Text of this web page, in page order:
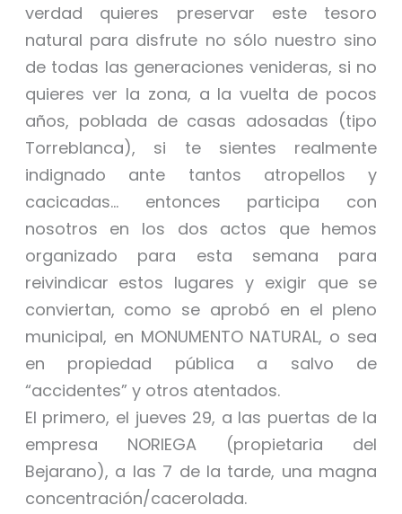
verdad quieres preservar este tesoro
natural para disfrute no sólo nuestro sino
de todas las generaciones venideras, si no
quieres ver la zona, a la vuelta de pocos
años, poblada de casas adosadas (tipo
Torreblanca), si te sientes realmente
indignado ante tantos atropellos y
cacicadas… entonces participa con
nosotros en los dos actos que hemos
organizado para esta semana para
reivindicar estos lugares y exigir que se
conviertan, como se aprobó en el pleno
municipal, en MONUMENTO NATURAL, o sea
en propiedad pública a salvo de
“accidentes” y otros atentados.
El primero, el jueves 29, a las puertas de la
empresa NORIEGA (propietaria del
Bejarano), a las 7 de la tarde, una magna
concentración/cacerolada.